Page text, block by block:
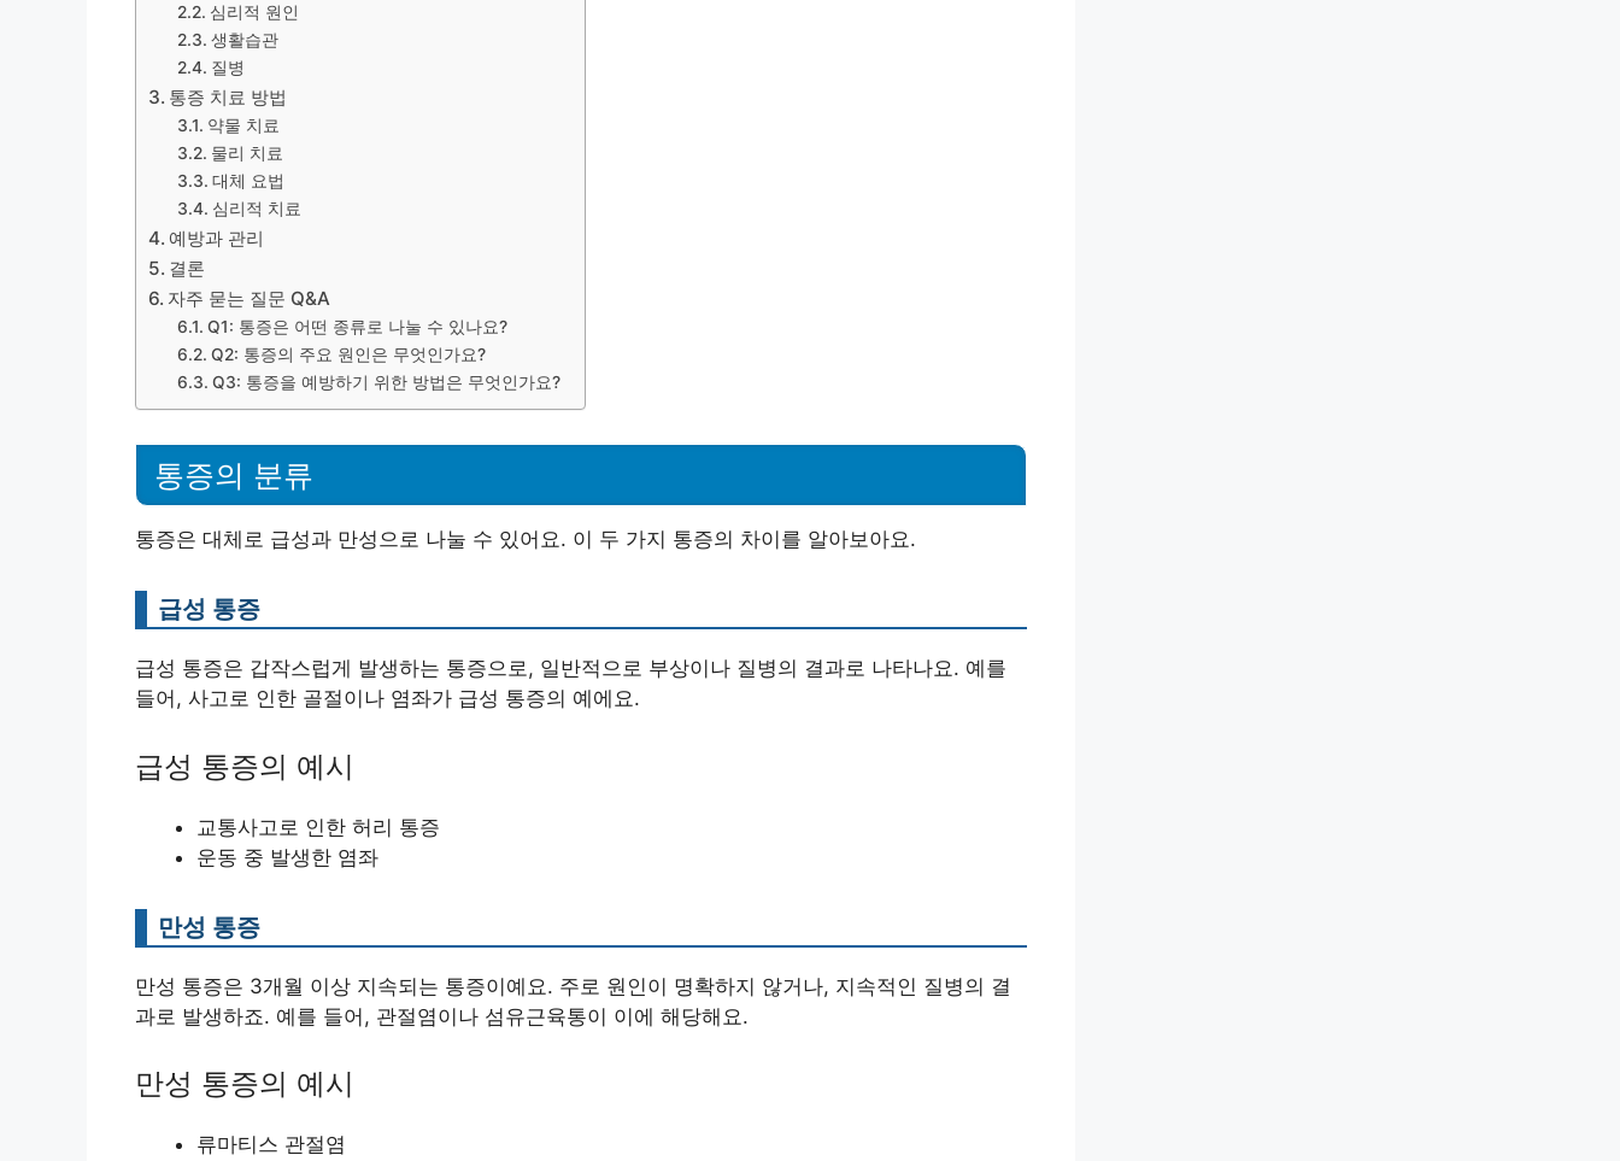
심리적 원인
생활습관
질병
통증 치료 방법
약물 치료
물리 치료
대체 요법
심리적 치료
예방과 관리
결론
자주 묻는 질문 Q&A
Q1: 통증은 어떤 종류로 나눌 수 있나요?
Q2: 통증의 주요 원인은 무엇인가요?
Q3: 통증을 예방하기 위한 방법은 무엇인가요?
통증의 분류
통증은 대체로 급성과 만성으로 나눌 수 있어요. 이 두 가지 통증의 차이를 알아보아요.
급성 통증
급성 통증은 갑작스럽게 발생하는 통증으로, 일반적으로 부상이나 질병의 결과로 나타나요. 예를
들어, 사고로 인한 골절이나 염좌가 급성 통증의 예에요.
급성 통증의 예시
교통사고로 인한 허리 통증
운동 중 발생한 염좌
만성 통증
만성 통증은 3개월 이상 지속되는 통증이예요. 주로 원인이 명확하지 않거나, 지속적인 질병의 결
과로 발생하죠. 예를 들어, 관절염이나 섬유근육통이 이에 해당해요.
만성 통증의 예시
류마티스 관절염